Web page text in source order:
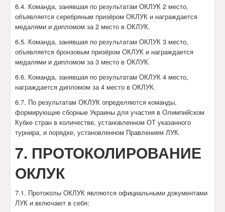
6.4. Команда, занявшая по результатам ОКЛУК 2 место,
объявляется серебряным призёром ОКЛУК и награждается
медалями и дипломом за 2 место в ОКЛУК.
6.5. Команда, занявшая по результатам ОКЛУК 3 место,
объявляется бронзовым призёром ОКЛУК и награждается
медалями и дипломом за 3 место в ОКЛУК.
6.6. Команда, занявшая по результатам ОКЛУК 4 место,
награждается дипломом за 4 место в ОКЛУК.
6.7. По результатам ОКЛУК определяются команды,
формирующие сборные Украины для участия в Олимпийском
Кубке стран в количестве, установленном ОТ указанного
турнира, и порядке, установленном Правлением ЛУК.
7. ПРОТОКОЛИРОВАНИЕ
ОКЛУК
7.1. Протоколы ОКЛУК являются официальными документами
ЛУК и включают в себя: